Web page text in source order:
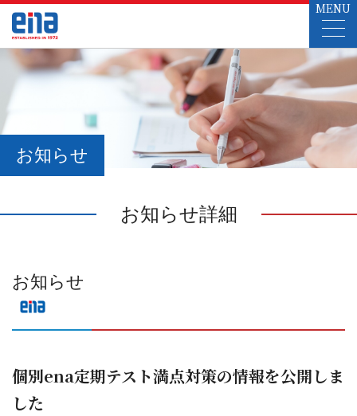
MENU
お知らせ
お知らせ詳細
お知らせ
個別ena定期テスト満点対策の情報を公開しま
した